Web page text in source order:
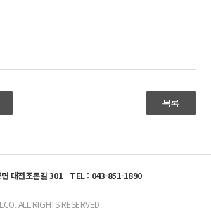
목록
대전조돈길 301
TEL : 043-851-1890
ALL RIGHTS RESERVED.